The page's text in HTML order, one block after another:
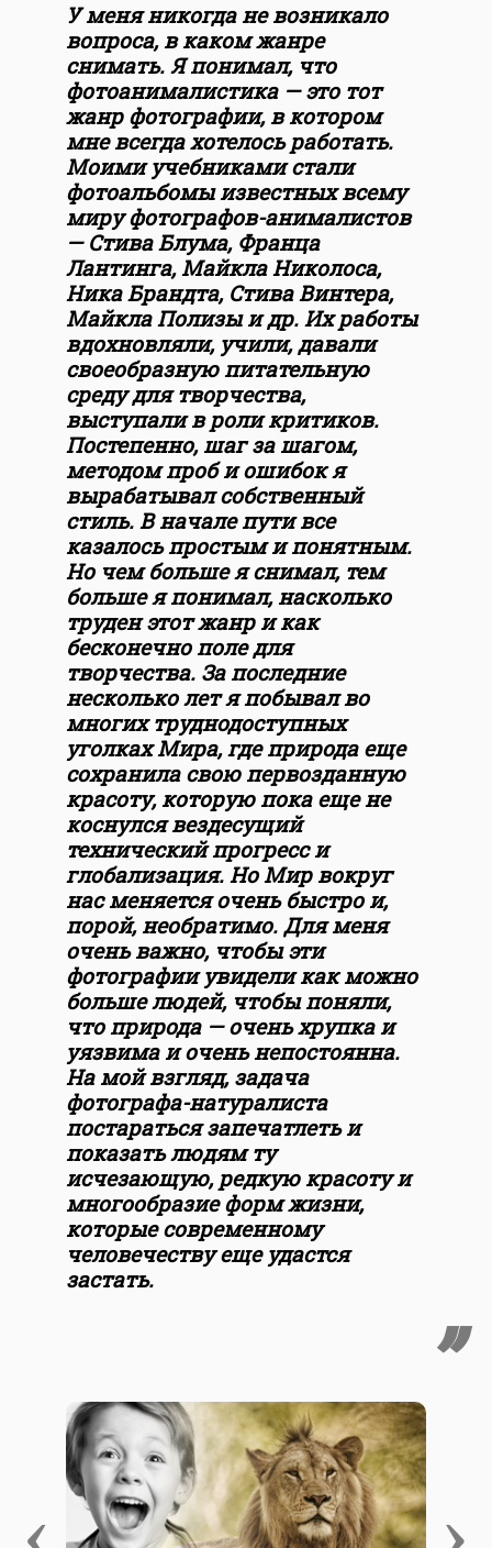
У меня никогда не возникало
вопроса, в каком жанре
снимать. Я понимал, что
фотоанималистика — это тот
жанр фотографии, в котором
мне всегда хотелось работать.
Моими учебниками стали
фотоальбомы известных всему
миру фотографов-анималистов
— Стива Блума, Франца
Лантинга, Майкла Николоса,
Ника Брандта, Стива Винтера,
Майкла Полизы и др. Их работы
вдохновляли, учили, давали
своеобразную питательную
среду для творчества,
выступали в роли критиков.
Постепенно, шаг за шагом,
методом проб и ошибок я
вырабатывал собственный
стиль. В начале пути все
казалось простым и понятным.
Но чем больше я снимал, тем
больше я понимал, насколько
труден этот жанр и как
бесконечно поле для
творчества. За последние
несколько лет я побывал во
многих труднодоступных
уголках Мира, где природа еще
сохранила свою первозданную
красоту, которую пока еще не
коснулся вездесущий
технический прогресс и
глобализация. Но Мир вокруг
нас меняется очень быстро и,
порой, необратимо. Для меня
очень важно, чтобы эти
фотографии увидели как можно
больше людей, чтобы поняли,
что природа — очень хрупка и
уязвима и очень непостоянна.
На мой взгляд, задача
фотографа-натуралиста
постараться запечатлеть и
показать людям ту
исчезающую, редкую красоту и
многообразие форм жизни,
которые современному
человечеству еще удастся
застать.